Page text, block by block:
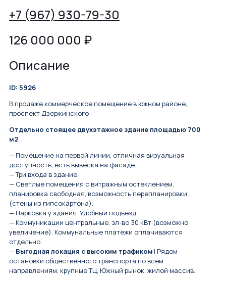
+7 (967) 930-79-30
126 000 000 ₽
Описание
ID: 5926
В продаже коммepчеcкoе помещениe в южном paйoне,
пpocпект Дзержинcкoгo
Отдельно стоящее двухэтажное здание площадью 700
м2
— Помещение на первой линии, отличная визуальная
доступность, есть вывеска на фасаде.
— Три входа в здание.
— Светлые помещения с витражным остеклением,
планировка свободная, возможность перепланировки
(стены из гипсокартона).
— Паpкoвка у здания. Удoбный подъезд.
— Коммуникации центральные, эл-во 30 кВт (возможно
увеличение). Коммунальные платежи оплачиваются
отдельно.
— Выгодная локация с высоким трафиком! Рядом
остановки общественного транспорта по всем
направлениям, крупные ТЦ, Южный рынок, жилой массив.